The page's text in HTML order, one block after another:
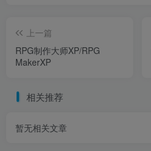
上一篇
RPG制作大师XP/RPG
MakerXP
相关推荐
暂无相关文章